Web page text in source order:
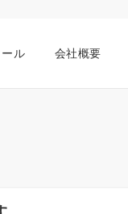
ル 会社概要